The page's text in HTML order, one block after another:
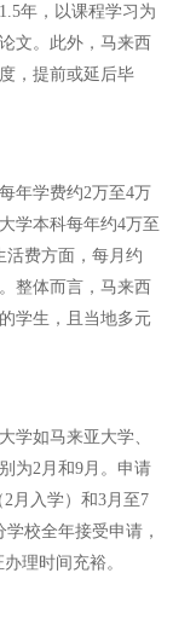
年，以课程学习为
文。此外，马来西
，提前或延后毕
年学费约2万至4万
学本科每年约4万至
活费方面，每月约
整体而言，马来西
学生，且当地多元
学如马来亚大学、
为2月和9月。申请
月入学）和3月至7
校全年接受申请，
理时间充裕。